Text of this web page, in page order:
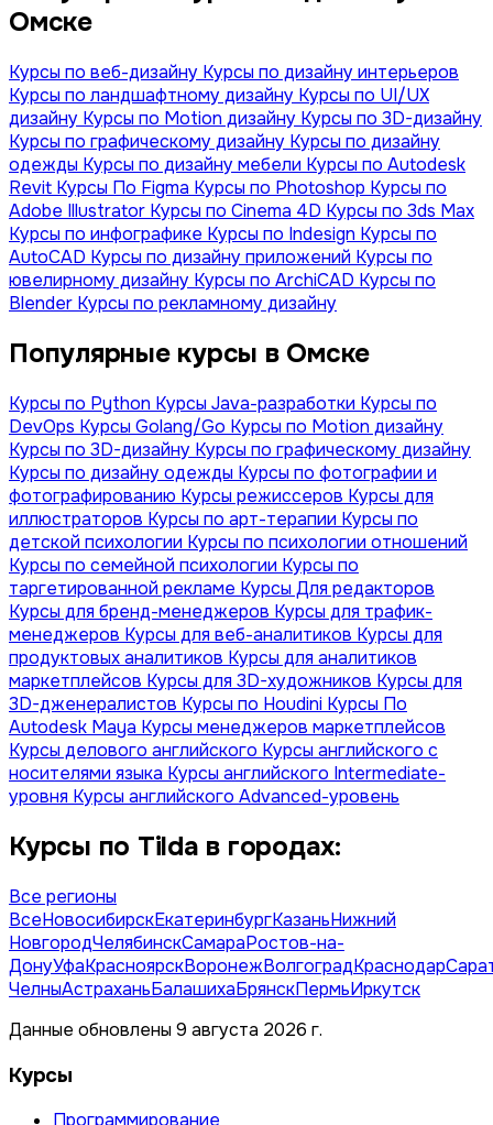
Омске
Курсы по веб-дизайну Курсы по дизайну интерьеров
Курсы по ландшафтному дизайну Курсы по UI/UX
дизайну Курсы по Motion дизайну Курсы по 3D-дизайну
Курсы по графическому дизайну Курсы по дизайну
одежды Курсы по дизайну мебели Курсы по Autodesk
Revit Курсы По Figma Курсы по Photoshop Курсы по
Adobe Illustrator Курсы по Сinema 4D Курсы по 3ds Max
Курсы по инфографике Курсы по Indesign Курсы по
AutoCAD Курсы по дизайну приложений Курсы по
ювелирному дизайну Курсы по ArchiCAD Курсы по
Blender Курсы по рекламному дизайну
Популярные курсы в Омске
Курсы по Python Курсы Java-разработки Курсы по
DevOps Курсы Golang/Go Курсы по Motion дизайну
Курсы по 3D-дизайну Курсы по графическому дизайну
Курсы по дизайну одежды Курсы по фотографии и
фотографированию Курсы режиссеров Курсы для
иллюстраторов Курсы по арт-терапии Курсы по
детской психологии Курсы по психологии отношений
Курсы по семейной психологии Курсы по
таргетированной рекламе Курсы Для редакторов
Курсы для бренд-менеджеров Курсы для трафик-
менеджеров Курсы для веб-аналитиков Курсы для
продуктовых аналитиков Курсы для аналитиков
маркетплейсов Курсы для 3D-художников Курсы для
3D-дженералистов Курсы по Houdini Курсы По
Autodesk Maya Курсы менеджеров маркетплейсов
Курсы делового английского Курсы английского с
носителями языка Курсы английского Intermediate-
уровня Курсы английского Advanced-уровень
Курсы по Tilda в городах:
Все регионы
ВсеНовосибирскЕкатеринбургКазаньНижний
НовгородЧелябинскСамараРостов-на-
ДонуУфаКрасноярскВоронежВолгоградКраснодар
ЧелныАстраханьБалашихаБрянскПермьИркутск
Данные обновлены 9 августа 2026 г.
Курсы